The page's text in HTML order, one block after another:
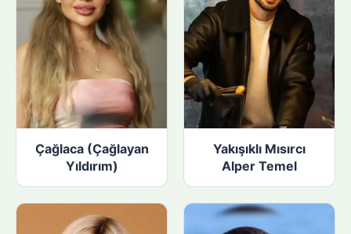
Çağlaca (Çağlayan
Yıldırım)
Yakışıklı Mısırcı
Alper Temel